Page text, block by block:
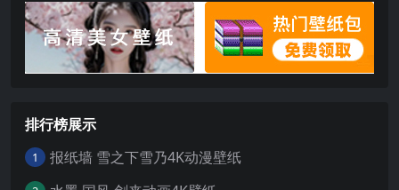
排行榜展示
1 报纸墙 雪之下雪乃4K动漫壁纸